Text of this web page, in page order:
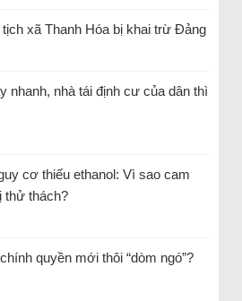
xã Thanh Hóa bị khai trừ Đảng
nhanh, nhà tái định cư của dân thì
cơ thiếu ethanol: Vì sao cam
thử thách?
quyền mới thôi “dòm ngó”?